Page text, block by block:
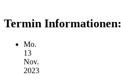
Termin Informationen:
Mo.
13
Nov.
2023